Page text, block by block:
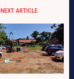
NEXT ARTICLE